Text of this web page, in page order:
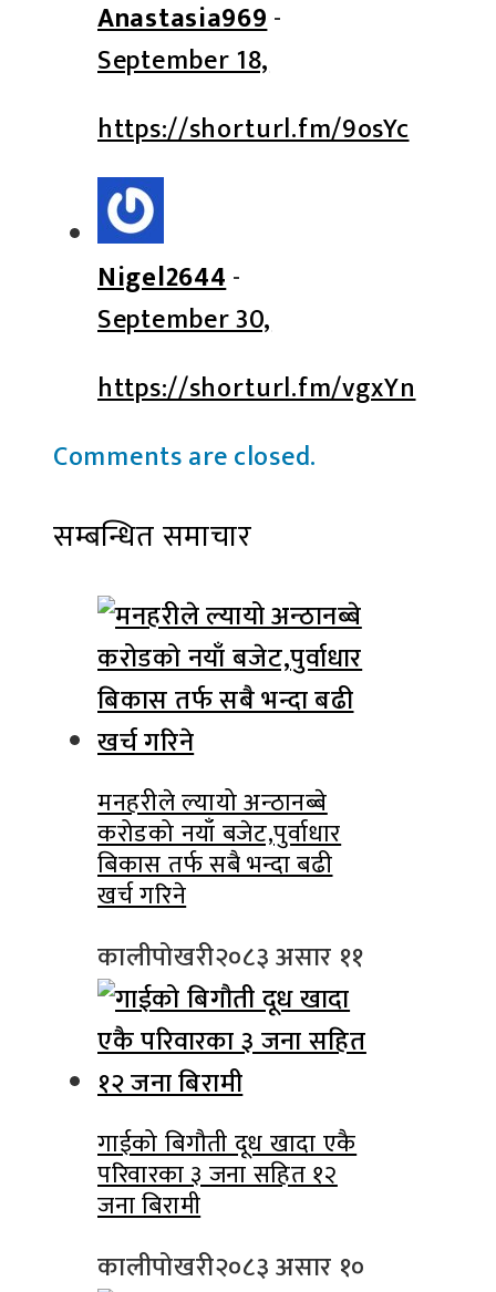
Anastasia969-
September 18,
https://shorturl.fm/9osYc
Nigel2644-
September 30,
https://shorturl.fm/vgxYn
Comments are closed.
सम्बन्धित समाचार
मनहरीले ल्यायो अन्ठानब्बे
करोडको नयाँ बजेट,पुर्वाधार
बिकास तर्फ सबै भन्दा बढी
खर्च गरिने
कालीपोखरी२०८३ असार ११
गाईको बिगौती दूध खादा एकै
परिवारका ३ जना सहित १२
जना बिरामी
कालीपोखरी२०८३ असार १०